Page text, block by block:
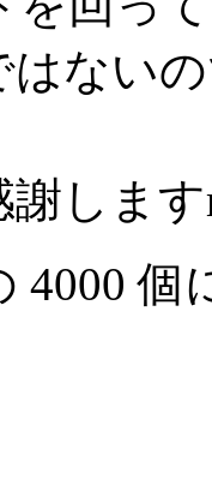
はない
します
4000 個